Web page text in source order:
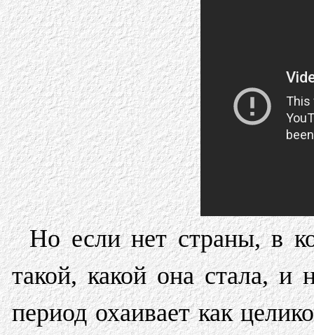
Но если нет страны, в
такой, какой она стала, и
период охаивает как